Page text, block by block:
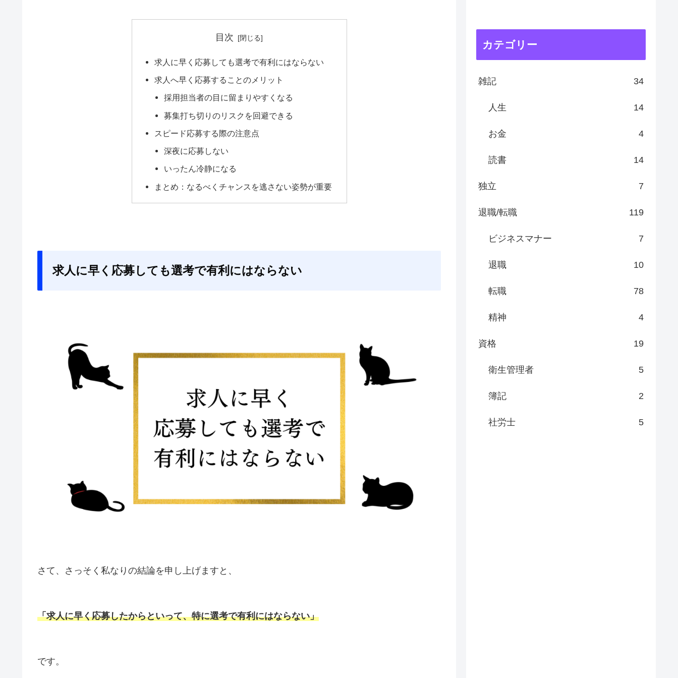
目次
求人に早く応募しても選考で有利にはならない
求人へ早く応募することのメリット
採用担当者の目に留まりやすくなる
募集打ち切りのリスクを回避できる
スピード応募する際の注意点
深夜に応募しない
いったん冷静になる
まとめ：なるべくチャンスを逃さない姿勢が重要
求人に早く応募しても選考で有利にはならない
さて、さっそく私なりの結論を申し上げますと、
「求人に早く応募したからといって、特に選考で有利にはならない」
です。
カテゴリー
雑記 34
人生 14
お金 4
読書 14
独立 7
退職/転職 119
ビジネスマナー 7
退職 10
転職 78
精神 4
資格 19
衛生管理者 5
簿記 2
社労士 5